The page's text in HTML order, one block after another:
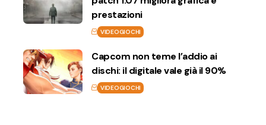
prestazioni
VIDEOGIOCHI
Capcom non teme l’addio ai
dischi: il digitale vale già il 90%
VIDEOGIOCHI